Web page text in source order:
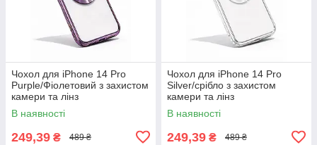
Чохол для iPhone 14 Pro
Purple/Фіолетовий з захистом
камери та лінз
В наявності
249,39 ₴ 489 ₴
Чохол для iPhone 14 Pro
Silver/срібло з захистом
камери та лінз
В наявності
249,39 ₴ 489 ₴